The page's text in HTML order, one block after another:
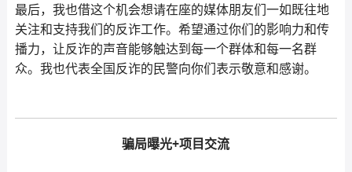
最后，我也借这个机会想请在座的媒体朋友们一如既往地
关注和支持我们的反诈工作。希望通过你们的影响力和传
播力，让反诈的声音能够触达到每一个群体和每一名群
众。我也代表全国反诈的民警向你们表示敬意和感谢。
骗局曝光+项目交流